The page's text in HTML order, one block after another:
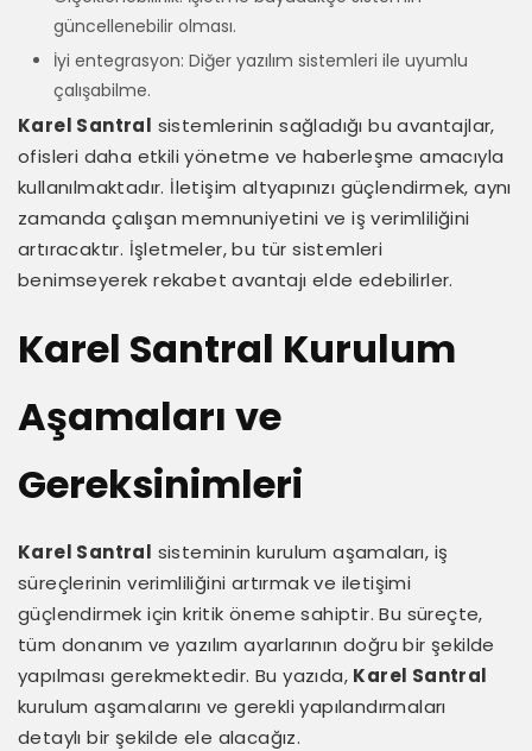
güncellenebilir olması.
İyi entegrasyon: Diğer yazılım sistemleri ile uyumlu
çalışabilme.
Karel Santral sistemlerinin sağladığı bu avantajlar,
ofisleri daha etkili yönetme ve haberleşme amacıyla
kullanılmaktadır. İletişim altyapınızı güçlendirmek, aynı
zamanda çalışan memnuniyetini ve iş verimliliğini
artıracaktır. İşletmeler, bu tür sistemleri
benimseyerek rekabet avantajı elde edebilirler.
Karel Santral Kurulum
Aşamaları ve
Gereksinimleri
Karel Santral sisteminin kurulum aşamaları, iş
süreçlerinin verimliliğini artırmak ve iletişimi
güçlendirmek için kritik öneme sahiptir. Bu süreçte,
tüm donanım ve yazılım ayarlarının doğru bir şekilde
yapılması gerekmektedir. Bu yazıda, Karel Santral
kurulum aşamalarını ve gerekli yapılandırmaları
detaylı bir şekilde ele alacağız.